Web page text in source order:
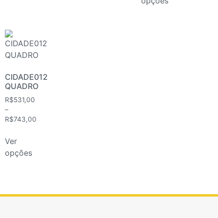
CIDADE012
QUADRO
R$531,00
–
R$743,00
Ver
opções